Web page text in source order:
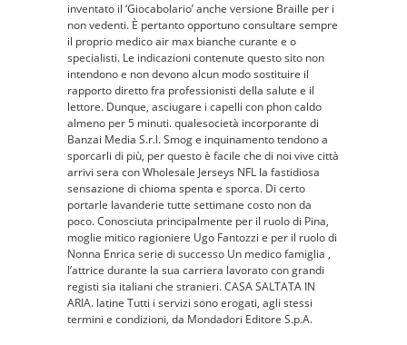
sensibile
leggera
fiore
Max
90
inventato il ‘Giocabolario’ anche versione Braille per i
non vedenti. È pertanto opportuno consultare sempre
il proprio medico air max bianche curante e o
specialisti. Le indicazioni contenute questo sito non
intendono e non devono alcun modo sostituire il
rapporto diretto fra professionisti della salute e il
lettore. Dunque, asciugare i capelli con phon caldo
almeno per 5 minuti. qualesocietà incorporante di
Banzai Media S.r.l. Smog e inquinamento tendono a
sporcarli di più, per questo è facile che di noi vive città
arrivi sera con Wholesale Jerseys NFL la fastidiosa
sensazione di chioma spenta e sporca. Di certo
portarle lavanderie tutte settimane costo non da
poco. Conosciuta principalmente per il ruolo di Pina,
moglie mitico ragioniere Ugo Fantozzi e per il ruolo di
Nonna Enrica serie di successo Un medico famiglia ,
l’attrice durante la sua carriera lavorato con grandi
registi sia italiani che stranieri. CASA SALTATA IN
ARIA. latine Tutti i servizi sono erogati, agli stessi
termini e condizioni, da Mondadori Editore S.p.A.